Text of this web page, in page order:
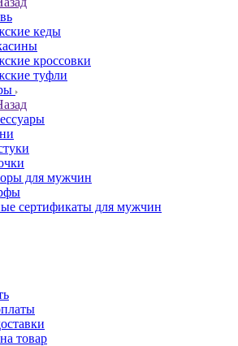
кеды
кроссовки
туфли
для мужчин
сертификаты для мужчин
товар